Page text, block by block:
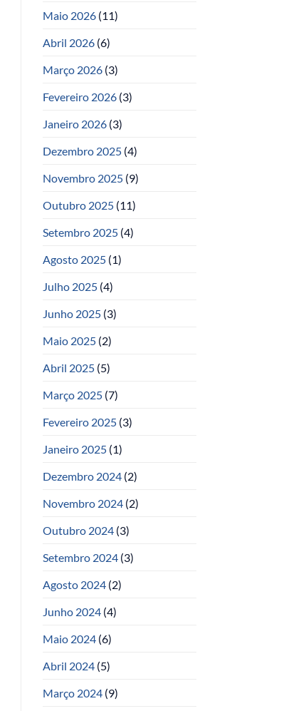
Maio 2026(11)
Abril 2026(6)
Março 2026(3)
Fevereiro 2026(3)
Janeiro 2026(3)
Dezembro 2025(4)
Novembro 2025(9)
Outubro 2025(11)
Setembro 2025(4)
Agosto 2025(1)
Julho 2025(4)
Junho 2025(3)
Maio 2025(2)
Abril 2025(5)
Março 2025(7)
Fevereiro 2025(3)
Janeiro 2025(1)
Dezembro 2024(2)
Novembro 2024(2)
Outubro 2024(3)
Setembro 2024(3)
Agosto 2024(2)
Junho 2024(4)
Maio 2024(6)
Abril 2024(5)
Março 2024(9)